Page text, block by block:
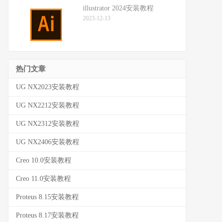
illustrator 2024安装教程
2023-12-13
热门文章
UG NX2023安装教程
UG NX2212安装教程
UG NX2312安装教程
UG NX2406安装教程
Creo 10.0安装教程
Creo 11.0安装教程
Proteus 8.15安装教程
Proteus 8.17安装教程